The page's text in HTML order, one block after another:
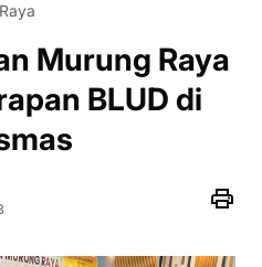
Murung Raya
BLUD di